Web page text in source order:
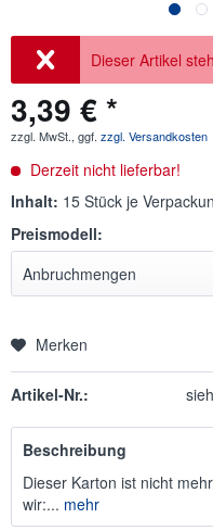
Dieser Artikel
3,39 € *
zzgl. MwSt., ggf. zzgl. Versandkosten
Derzeit nicht lieferbar!
Inhalt: 15 Stück je
Preismodell:
Merken
Artikel-Nr.:
Beschreibung
Dieser Karton ist nicht
wir:... mehr